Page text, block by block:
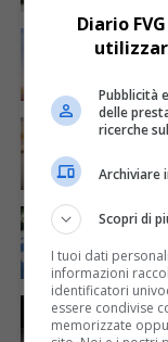
ECONOMIA
Bollette
CRONACA &
Mattia
CRONACA &
Arrivano
61
CRONACA &
Due
Diario
Pubblicità
delle
ricerche
Archiviare
Scopri di
I tuoi dati
informazioni
identificatori
essere condivise
memorizzate